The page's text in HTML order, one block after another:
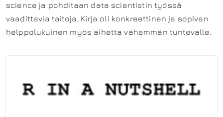
science ja pohditaan data scientistin työssä
vaadittavia taitoja. Kirja oli konkreettinen ja sopivan
helppolukuinen myös aihetta vähemmän tuntevalle.